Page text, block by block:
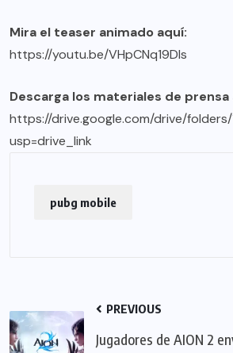
Mira el teaser animado aquí:
https://youtu.be/VHpCNq19DIs
Descarga los materiales de prensa
https://drive.google.com/drive/
usp=drive_link
pubg mobile
PREVIOUS
Jugadores de AION 2